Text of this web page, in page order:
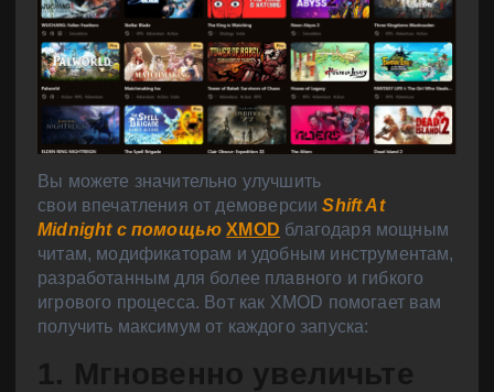
Вы можете значительно улучшить
свои впечатления от демоверсииShift At
Midnight с помощьюXMOD благодаря мощным
читам, модификаторам и удобным инструментам,
разработанным для более плавного и гибкого
игрового процесса. Вот как XMOD помогает вам
получить максимум от каждого запуска:
1. Мгновенно увеличьте